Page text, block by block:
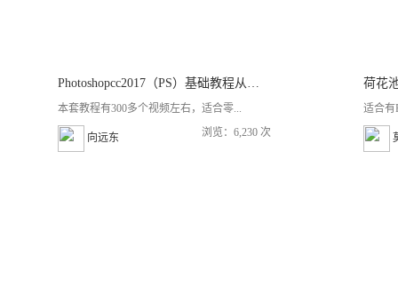
Photoshopcc2017（PS）基础教程从零基础到精通 系统学习
本套教程有300多个视频左右，适合零...
向远东 浏览：6,230 次
荷花
适合有